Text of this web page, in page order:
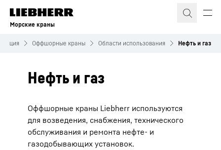
Морские краны
Оффшорные краны Области использования Нефть и газ
Нефть и газ
Оффшорные краны Liebherr используются
для возведения, снабжения, технического
обслуживания и ремонта нефте- и
газодобывающих установок.